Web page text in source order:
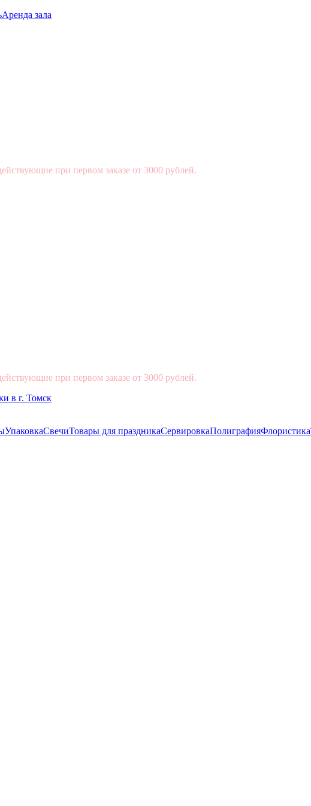
Аренда зала
при первом заказе от 3000 рублей.
при первом заказе от 3000 рублей.
УпаковкаСвечиТовары для праздникаСервировкаПолиграфияФлористика